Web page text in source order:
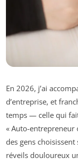
En 2026, j’ai
d’entreprise, et
temps — celle qui
« Auto-entrepreneur
des gens
réveils douloureux